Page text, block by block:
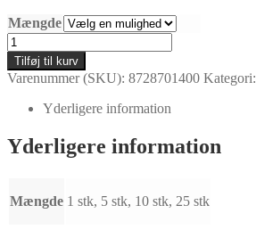
Mængde
Empire
hvidt
badehåndklæde
70x140
Tilføj til kurv
Varenummer (SKU): 8728701400 Kategori:
Yderligere information
Yderligere information
Mængde 1 stk, 5 stk, 10 stk, 25 stk